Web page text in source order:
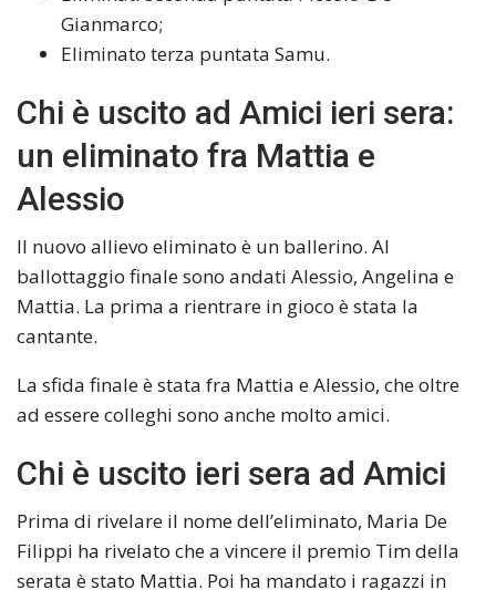
Gianmarco;
Eliminato terza puntata Samu.
Chi è uscito ad Amici ieri sera:
un eliminato fra Mattia e
Alessio
Il nuovo allievo eliminato è un ballerino. Al
ballottaggio finale sono andati Alessio, Angelina e
Mattia. La prima a rientrare in gioco è stata la
cantante.
La sfida finale è stata fra Mattia e Alessio, che oltre
ad essere colleghi sono anche molto amici.
Chi è uscito ieri sera ad Amici
Prima di rivelare il nome dell’eliminato, Maria De
Filippi ha rivelato che a vincere il premio Tim della
serata è stato Mattia. Poi ha mandato i ragazzi in